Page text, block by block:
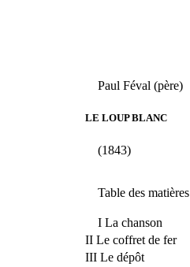
Paul Féval (père)
LE LOUP BLANC
(1843)
Table des matières
I La chanson
II Le coffret de fer
III Le dépôt